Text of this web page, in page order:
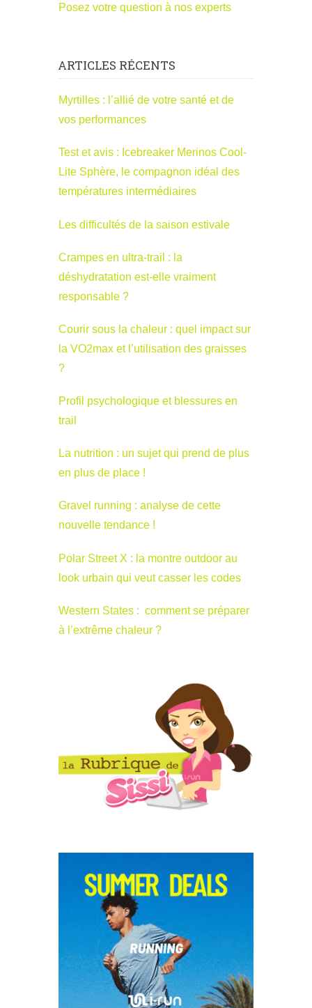
Posez votre question à nos experts
ARTICLES RÉCENTS
Myrtilles : l’allié de votre santé et de
vos performances
Test et avis : Icebreaker Merinos Cool-
Lite Sphère, le compagnon idéal des
températures intermédiaires
Les difficultés de la saison estivale
Crampes en ultra-trail : la
déshydratation est-elle vraiment
responsable ?
Courir sous la chaleur : quel impact sur
la VO2max et l’utilisation des graisses
?
Profil psychologique et blessures en
trail
La nutrition : un sujet qui prend de plus
en plus de place !
Gravel running : analyse de cette
nouvelle tendance !
Polar Street X : la montre outdoor au
look urbain qui veut casser les codes
Western States : comment se préparer
à l’extrême chaleur ?